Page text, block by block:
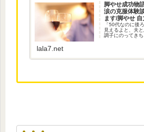
脚やせ成功物
涙の克服体験
ます/脚やせ
「50代なのに後
見えるよと、夫
調子にのってきち
録です。脚やせ
年涙の克服体験
lala7.net